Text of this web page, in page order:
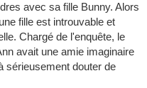
avec sa fille Bunny. Alors
fille est introuvable et
Chargé de l'enquête, le
avait une amie imaginaire
sérieusement douter de